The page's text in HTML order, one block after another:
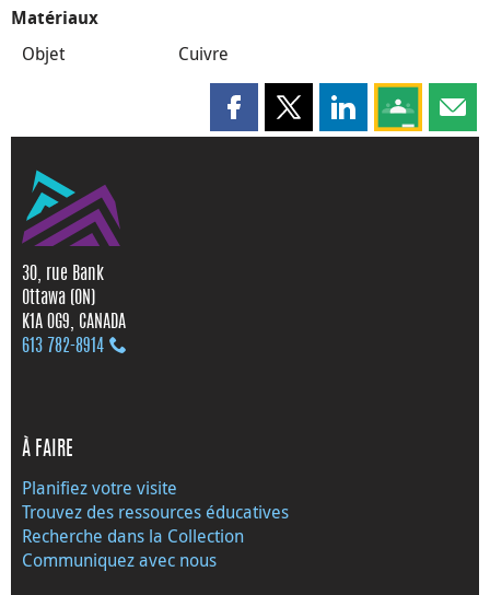
Matériaux
Objet Cuivre
Partager cette page sur
Partager cette page sur X
Partager cette
Partagez
30, rue Bank
Ottawa (ON)
K1A 0G9, CANADA
613 782‑8914
À FAIRE
Planifiez votre visite
Trouvez des ressources éducatives
Recherche dans la Collection
Communiquez avec nous